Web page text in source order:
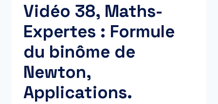
Vidéo 38, Maths-
Expertes : Formule
du binôme de
Newton,
Applications.